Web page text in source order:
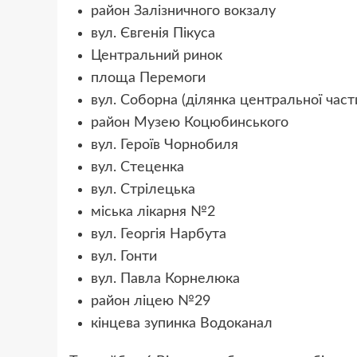
район Залізничного вокзалу
вул. Євгенія Пікуса
Центральний ринок
площа Перемоги
вул. Соборна (ділянка центральної
район Музею Коцюбинського
вул. Героїв Чорнобиля
вул. Стеценка
вул. Стрілецька
міська лікарня №2
вул. Георгія Нарбута
вул. Гонти
вул. Павла Корнелюка
район ліцею №29
кінцева зупинка Водоканал